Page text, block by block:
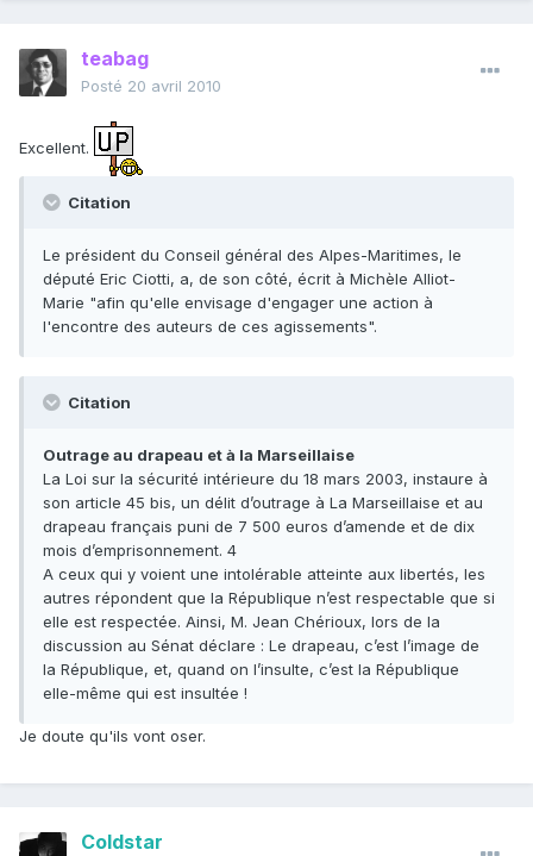
teabag
Posté 20 avril 2010
Excellent.
Citation
Le président du Conseil général des Alpes-Maritimes, le
député Eric Ciotti, a, de son côté, écrit à Michèle Alliot-
Marie "afin qu'elle envisage d'engager une action à
l'encontre des auteurs de ces agissements".
Citation
Outrage au drapeau et à la Marseillaise
La Loi sur la sécurité intérieure du 18 mars 2003, instaure à
son article 45 bis, un délit d’outrage à La Marseillaise et au
drapeau français puni de 7 500 euros d’amende et de dix
mois d’emprisonnement. 4
A ceux qui y voient une intolérable atteinte aux libertés, les
autres répondent que la République n’est respectable que si
elle est respectée. Ainsi, M. Jean Chérioux, lors de la
discussion au Sénat déclare : Le drapeau, c’est l’image de
la République, et, quand on l’insulte, c’est la République
elle-même qui est insultée !
Je doute qu'ils vont oser.
Coldstar